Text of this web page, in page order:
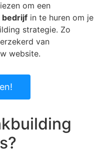
om een
bedrijf in te huren om je
strategie. Zo
van
website.